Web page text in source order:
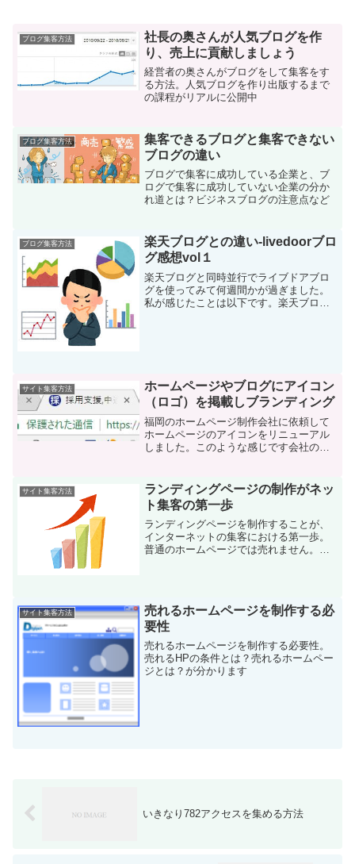
ブログ集客方法
社長の奥さんが人気ブログを作
り、売上に貢献しましょう
経営者の奥さんがブログをして集客をす
る方法。人気ブログを作り出版するまで
の課程がリアルに公開中
ブログ集客方法
集客できるブログと集客できない
ブログの違い
ブログで集客に成功している企業と、ブ
ログで集客に成功していない企業の分か
れ道とは？ビジネスブログの注意点など
ブログ集客方法
楽天ブログとの違い-livedoorブロ
グ感想vol１
楽天ブログと同時並行でライブドアブロ
グを使ってみて何週間かが過ぎました。
私が感じたことは以下です。楽天ブログ
サイト集客方法
ホームページやブログにアイコン
（ロゴ）を掲載しブランディング
福岡のホームページ制作会社に依頼して
ホームページのアイコンをリニューアル
しました。このような感じです会社のホ
よ。
サイト集客方法
ランディングページの制作がネッ
ト集客の第一歩
ランディングページを制作することが、
インターネットの集客における第一歩。
普通のホームページでは売れません。売
サイト集客方法
売れるホームページを制作する必
要性
売れるホームページを制作する必要性。
売れるHPの条件とは？売れるホームペー
ジとは？が分かります
いきなり782アクセスを集める方法